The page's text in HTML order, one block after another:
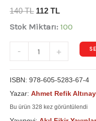
140TL 112 TL
Stok Miktarı: 100
- +
ISBN: 978-605-5283-67-4
Yazar: Ahmet Refik Altınay
Bu ürün 328 kez görüntülendi